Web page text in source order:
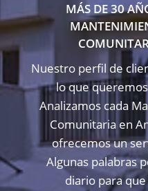
MÁS DE 30
Nuestro perfil de
lo que
Analizamos cada
Comunitaria en
ofrecemos un
Algunas palabras
diario para